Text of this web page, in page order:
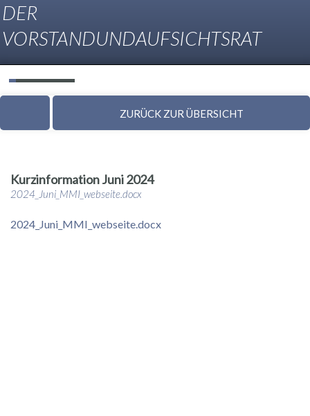
DER
VORSTANDUNDAUFSICHTSRAT
ZURÜCK ZUR ÜBERSICHT
Kurzinformation Juni 2024
2024_Juni_MMI_webseite.docx
2024_Juni_MMI_webseite.docx